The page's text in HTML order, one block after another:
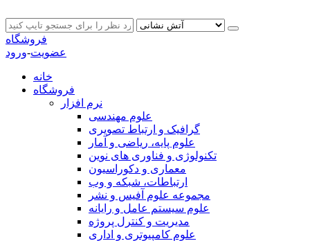
فروشگاه
عضویت-ورود
خانه
فروشگاه
نرم افزار
علوم مهندسی
گرافیک و ارتباط تصویری
علوم پایه، ریاضی و آمار
تکنولوژی و فناوری های نوین
معماری و دکوراسیون
ارتباطات، شبکه و وب
مجموعه علوم آفیس و نشر
علوم سیستم عامل و رایانه
مدیریت و کنترل پروژه
علوم کامپیوتری و اداری